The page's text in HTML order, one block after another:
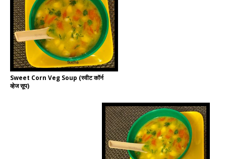
Sweet Corn Veg Soup (स्वीट कॉर्न
व्हेज सूप)